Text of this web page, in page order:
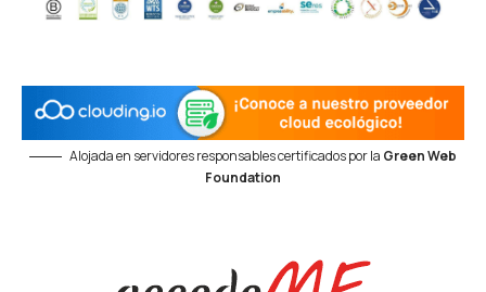
Alojada en servidores responsables certificados por la Green Web
Foundation